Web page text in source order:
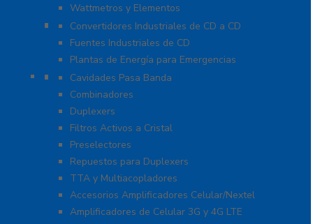
Wattmetros y Elementos
Energía
Convertidores Industriales de CD a CD
Fuentes Industriales de CD
Plantas de Energía para Emergencias
Filtros y Sistemas en RF
Cavidades Pasa Banda
Combinadores
Duplexers
Filtros Activos a Cristal
Preselectores
Repuestos para Duplexers
TTA y Multiacopladores
Accesorios Amplificadores Celular/Nextel
Amplificadores de Celular 3G y 4G LTE